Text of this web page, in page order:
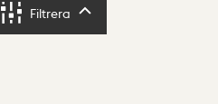
Filtrera